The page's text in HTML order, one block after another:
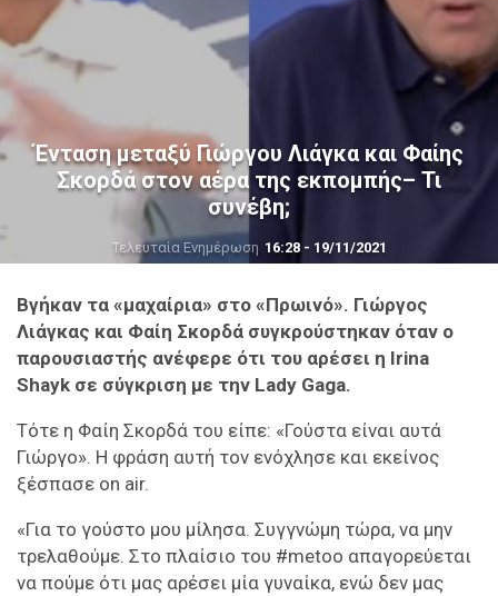
Ένταση μεταξύ Γιώργου Λιάγκα και Φαίης
Σκορδά στον αέρα της εκπομπής– Τι
συνέβη;
Τελευταία Ενημέρωση 16:28 - 19/11/2021
Βγήκαν τα «μαχαίρια» στο «Πρωινό». Γιώργος
Λιάγκας και Φαίη Σκορδά συγκρούστηκαν όταν ο
παρουσιαστής ανέφερε ότι του αρέσει η Irina
Shayk σε σύγκριση με την Lady Gaga.
Τότε η Φαίη Σκορδά του είπε: «Γούστα είναι αυτά
Γιώργο». H φράση αυτή τον ενόχλησε και εκείνος
ξέσπασε on air.
«Για το γούστο μου μίλησα. Συγγνώμη τώρα, να μην
τρελαθούμε. Στο πλαίσιο του #metoo απαγορεύεται
να πούμε ότι μας αρέσει μία γυναίκα, ενώ δεν μας